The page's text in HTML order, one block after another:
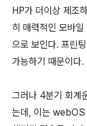
HP가 더이상 제조
히 매력적인 모바
으로 보인다. 프린
가능하기 때문이다.
그러나 4분기 회계
는데, 이는 webOS